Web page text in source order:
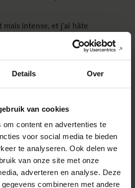
Details Over
van cookies
om content en advertenties te
voor social media te bieden
te analyseren. Ook delen we
van onze site met onze
adverteren en analyse. Deze
combineren met andere
intense, et j’ai hâte
photographier avec cet objectif
il y a environ 15 ans, en
que je pouvais montrer ma propre
les scènes à ma manière.